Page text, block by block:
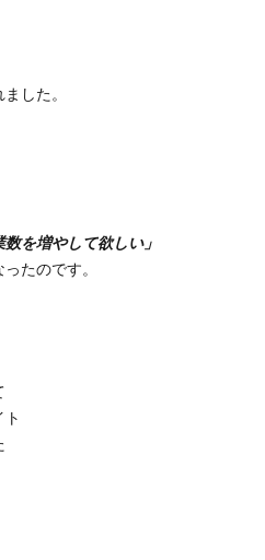
した。
を増やして欲しい」
たのです。